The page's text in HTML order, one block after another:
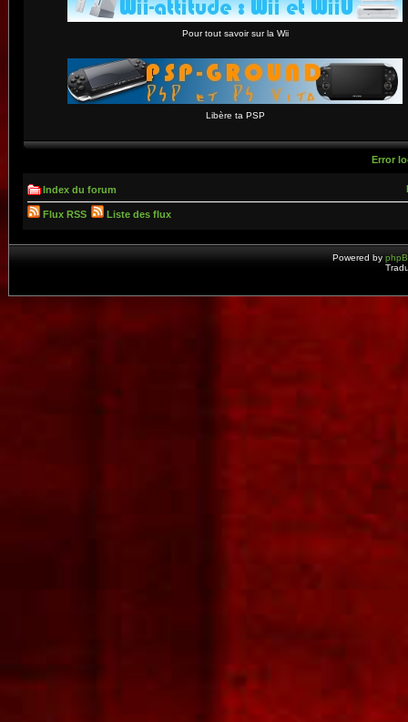
Pour tout savoir sur la Wii
Libère ta PSP
Error
Index du forum
Flux RSS Liste des flux
Powered by